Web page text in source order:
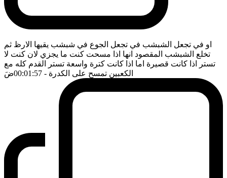
او في تجعل الشبشب في تجعل الجوع في شبشب يقيها الارظ ثم
تخلع الشبشب المقصود انها اذا مسحت كنت ما يجزي لان كنت لا
تستر اذا كانت قصيرة اما اذا كانت كترة واسعة تستر القدم كله مع
الكعبين تمسح على الكدرة - 00:01:57 ضَ